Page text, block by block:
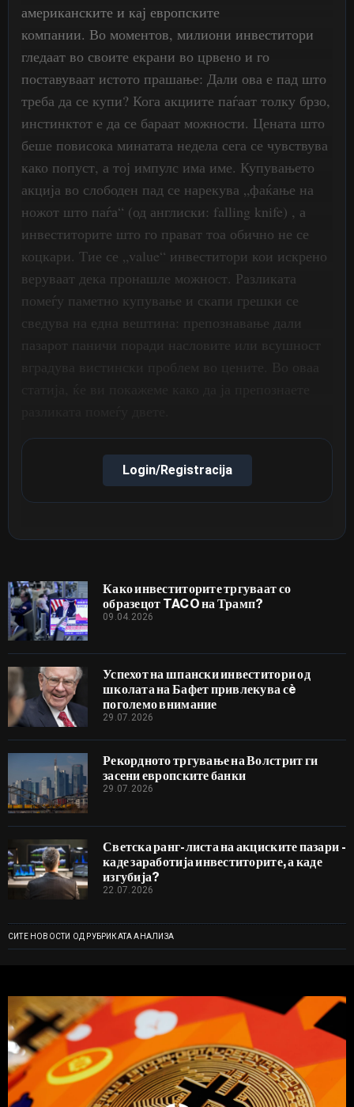
американските и кај европските
компании. Во моментов, милиони инвеститори
гледаат во своите екрани во црвено и го
поставуваат истото прашање: Дали ова е пад што
треба да се купи? Кога акциите паѓаат толку брзо,
инстинктот е да се бараат можности. Цената што
беше повисока минатата недела сега се чувствува
како попуст, а тој импулс има име. Купувањето
акција во слободен пад се нарекува „фаќање на
ножот што паѓа“ (од англиски: falling knife) , а
инвеститорите што го прават тоа обично не се
коцкари. Тие се „value“ инвеститори кои искрено
веруваат дека пронашле можност. Разликата
помеѓу паметно купување и скапи грешки се
сведува на една вештина: препознавање дали
пазарот паничи поради насловите или всушност
Login/Registracija
Како инвеститорите тргуваат со
образецот TACO на Трамп?
09.04.2026
Успехот на шпански инвеститори од
школата на Бафет привлекува сè
поголемо внимание
29.07.2026
Рекордното тргување на Волстрит ги
засени европските банки
29.07.2026
Светска ранг-листа на акциските пазари -
каде заработија инвеститорите, а каде
изгубија?
22.07.2026
СИТЕ НОВОСТИ ОД РУБРИКАТА АНАЛИЗА